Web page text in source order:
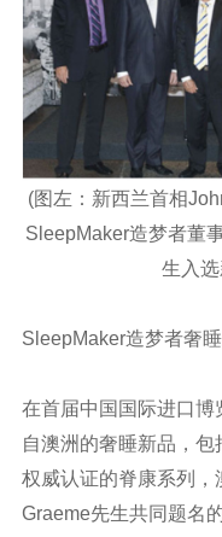
(图左：新西兰首相
SleepMaker造梦者董
生入
SleepMaker造梦者奢
在首届中国国际进口
自澳洲的奢睡新品，
权威认证的脊康系列
Graeme先生共同题名